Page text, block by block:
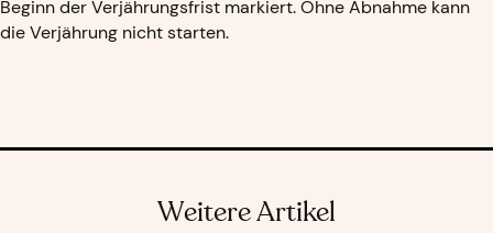
Beginn der Verjährungsfrist markiert. Ohne Abnahme kann
die Verjährung nicht starten.
Weitere Artikel